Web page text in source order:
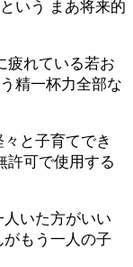
いう まあ将来的
疲れている若お
精一杯力全部な
と子育てでき
許可で使用する
いた方がいい
もう一人の子